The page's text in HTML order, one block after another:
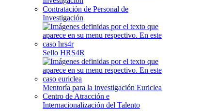
Contratación de Personal de
Investigación
Sello HRS4R
Mentoría para la investigación Euriclea
Centro de Atracción e
Internacionalización del Talento